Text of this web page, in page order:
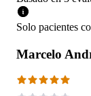
Solo pacientes
Marcelo